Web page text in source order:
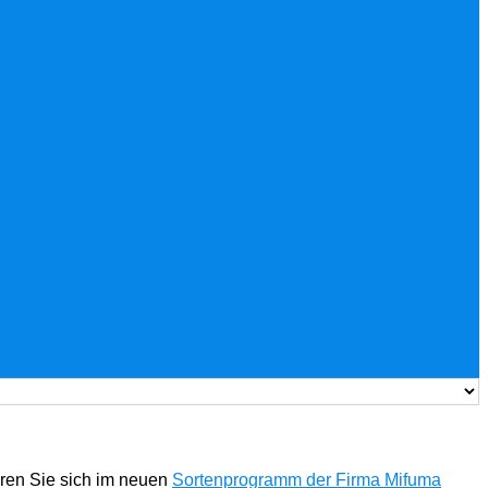
Sie sich im neuen Sortenprogramm der Firma Mifuma